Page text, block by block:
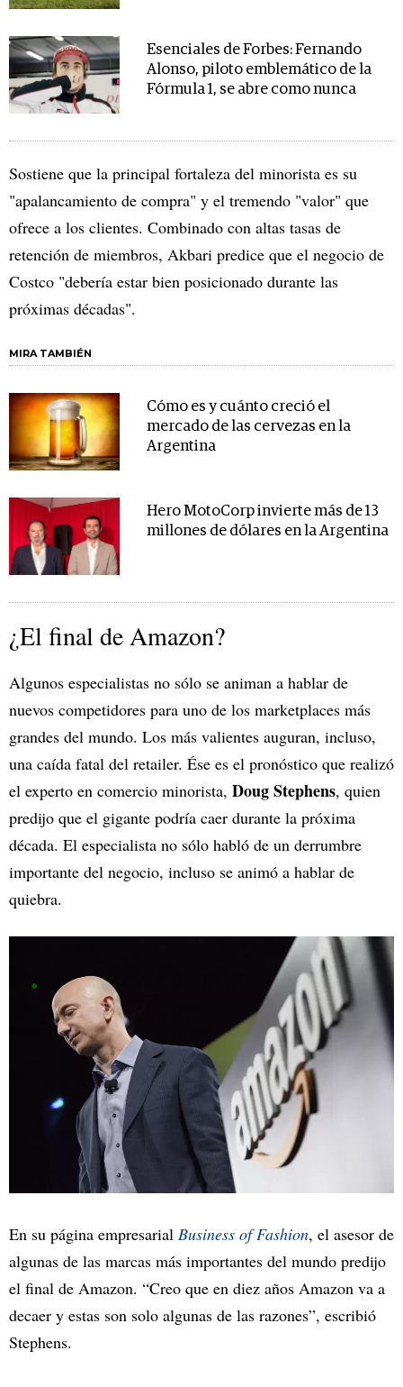
Esenciales de Forbes: Fernando
Alonso, piloto emblemático de la
Fórmula 1, se abre como nunca
Sostiene que la principal fortaleza del minorista es su
"apalancamiento de compra" y el tremendo "valor" que
ofrece a los clientes. Combinado con altas tasas de
retención de miembros, Akbari predice que el negocio de
Costco "debería estar bien posicionado durante las
próximas décadas".
MIRA TAMBIÉN
Cómo es y cuánto creció el
mercado de las cervezas en la
Argentina
Hero MotoCorp invierte más de 13
millones de dólares en la Argentina
¿El final de Amazon?
Algunos especialistas no sólo se animan a hablar de
nuevos competidores para uno de los marketplaces más
grandes del mundo. Los más valientes auguran, incluso,
una caída fatal del retailer. Ése es el pronóstico que realizó
el experto en comercio minorista, Doug Stephens, quien
predijo que el gigante podría caer durante la próxima
década. El especialista no sólo habló de un derrumbre
importante del negocio, incluso se animó a hablar de
quiebra.
En su página empresarial Business of Fashion, el asesor de
algunas de las marcas más importantes del mundo predijo
el final de Amazon. “Creo que en diez años Amazon va a
decaer y estas son solo algunas de las razones”, escribió
Stephens.